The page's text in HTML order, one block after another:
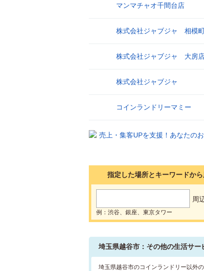
マンマチャオ千間台店
株式会社ジャブジャ 相模
株式会社ジャブジャ 大房
株式会社ジャブジャ
コインランドリーマミー
指定した場所とキーワードか
周
例：渋谷、銀座、東京タワー
埼玉県越谷市：その他の生活サー
埼玉県越谷市のコインランドリー以外